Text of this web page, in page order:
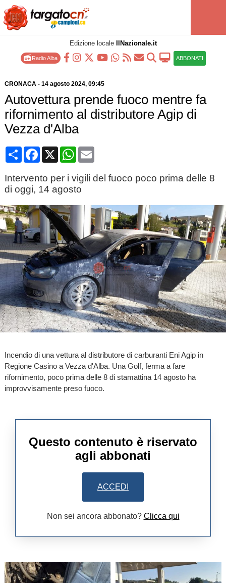
Edizione locale IlNazionale.it
Radio Alba ABBONATI
CRONACA- 14 agosto 2024, 09:45
Autovettura prende fuoco mentre fa
rifornimento al distributore Agip di
Vezza d'Alba
CondividiFacebook
X WhatsApp
Email
Intervento per i vigili del fuoco poco prima delle 8
di oggi, 14 agosto
Incendio di una vettura al distributore di carburanti Eni Agip in
Regione Casino a Vezza d'Alba. Una Golf, ferma a fare
rifornimento, poco prima delle 8 di stamattina 14 agosto ha
improvvisamente preso fuoco.
Questo contenuto è riservato
agli abbonati
ACCEDI
Non sei ancora abbonato? Clicca qui